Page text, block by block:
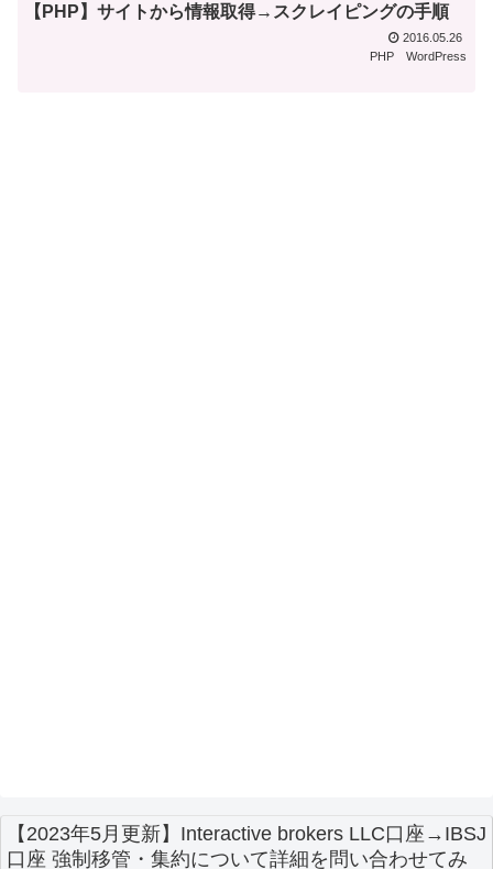
【PHP】サイトから情報取得→スクレイピングの手順
2016.05.26
PHP
WordPress
【2023年5月更新】Interactive brokers LLC口座→IBSJ
口座 強制移管・集約について詳細を問い合わせてみ